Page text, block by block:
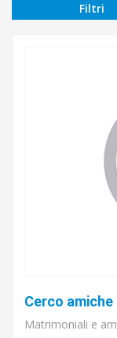
Filtri
Cerco amiche
Matrimoniali e